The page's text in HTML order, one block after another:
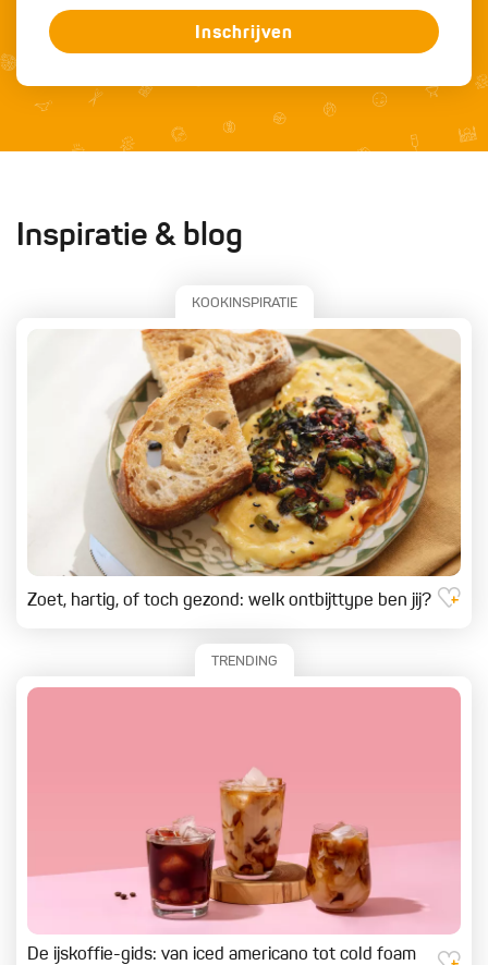
Inschrijven
Inspiratie & blog
KOOKINSPIRATIE
Zoet, hartig, of toch gezond: welk ontbijttype ben jij?
TRENDING
De ijskoffie-gids: van iced americano tot cold foam